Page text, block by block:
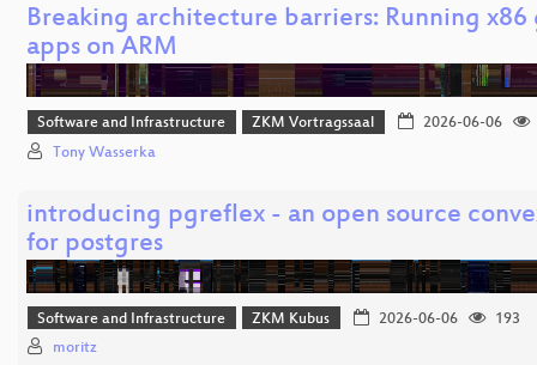
Breaking architecture barriers: Running x86
apps on ARM
Software and Infrastructure ZKM Vortragssaal 2026-06-06
Tony Wasserka
introducing pgreflex - an open source
for postgres
Software and Infrastructure ZKM Kubus 2026-06-06
193
moritz